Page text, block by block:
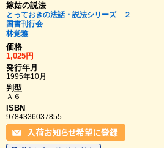
嫁姑の説法
とっておきの法話・説法シリーズ ２
国書刊行会
林覚雅
価格
1,025円
発行年月
1995年10月
判型
Ａ６
ISBN
9784336037855